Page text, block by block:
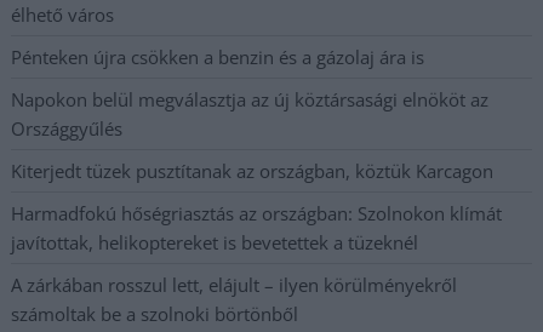
élhető város
Pénteken újra csökken a benzin és a gázolaj ára is
Napokon belül megválasztja az új köztársasági elnököt az
Országgyűlés
Kiterjedt tüzek pusztítanak az országban, köztük Karcagon
Harmadfokú hőségriasztás az országban: Szolnokon klímát
javítottak, helikoptereket is bevetettek a tüzeknél
A zárkában rosszul lett, elájult – ilyen körülményekről
számoltak be a szolnoki börtönből